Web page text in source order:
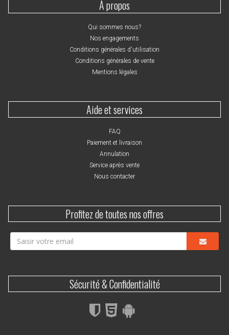
À propos
Qui sommes nous?
Nos engagements
Conditions générales d'utilisation
Conditions générales de vente
Mentions légales
Aide et services
FAQ
Paiement et livraison
Annulation
Service après vente
Nous contacter
Profitez de toutes nos offres
Sécurité & Confidentialité